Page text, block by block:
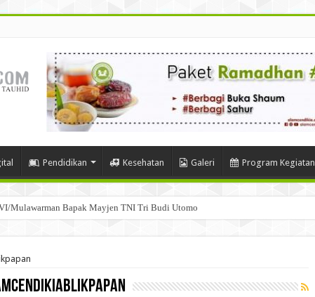
Pendidikan Kesehatan Galeri Program Kegiatan
Mulawarman Bapak Mayjen TNI Tri Budi Utomo